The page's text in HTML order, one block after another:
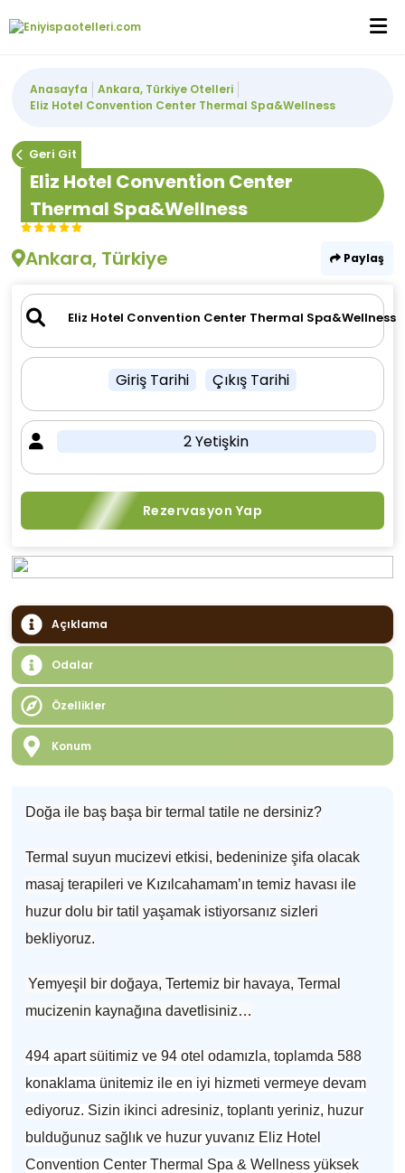
Anasayfa
Ankara, Türkiye Otelleri
Eliz Hotel Convention Center Thermal Spa&Wellness
Geri Git
Eliz Hotel Convention Center
Thermal Spa&Wellness
Ankara, Türkiye
Paylaş
Giriş Tarihi Çıkış Tarihi
2 Yetişkin
Rezervasyon Yap
Açıklama
Odalar
Özellikler
Konum
Doğa ile baş başa bir termal tatile ne dersiniz?
Termal suyun mucizevi etkisi, bedeninize şifa olacak
masaj terapileri ve Kızılcahamam’ın temiz havası ile
huzur dolu bir tatil yaşamak istiyorsanız sizleri
bekliyoruz.
Yemyeşil bir doğaya, Tertemiz bir havaya, Termal
mucizenin kaynağına davetlisiniz…
494 apart süitimiz ve 94 otel odamızla, toplamda 588
konaklama ünitemiz ile en iyi hizmeti vermeye devam
ediyoruz. Sizin ikinci adresiniz, toplantı yeriniz, huzur
bulduğunuz sağlık ve huzur yuvanız Eliz Hotel
Convention Center Thermal Spa & Wellness yüksek